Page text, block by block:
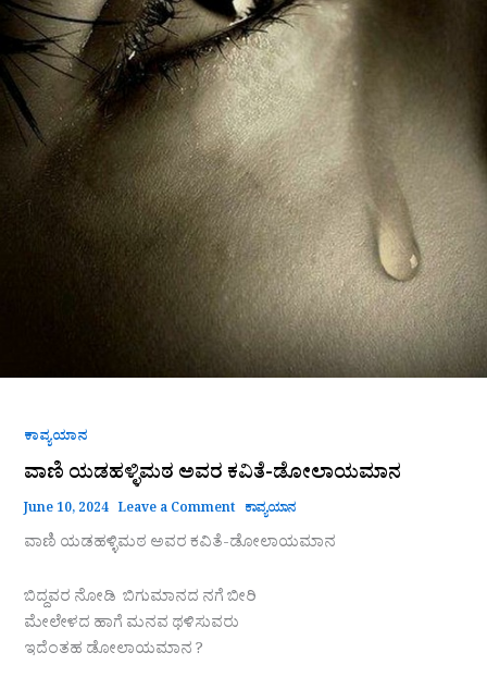
ಕಾವ್ಯಯಾನ
ವಾಣಿ ಯಡಹಳ್ಳಿಮಠ ಅವರ ಕವಿತೆ-ಡೋಲಾಯಮಾನ
June 10, 2024 Leave a Comment ಕಾವ್ಯಯಾನ
ವಾಣಿ ಯಡಹಳ್ಳಿಮಠ ಅವರ ಕವಿತೆ-ಡೋಲಾಯಮಾನ
ಬಿದ್ದವರ ನೋಡಿ ಬಿಗುಮಾನದ ನಗೆ ಬೀರಿ
ಮೇಲೇಳದ ಹಾಗೆ ಮನವ ಥಳಿಸುವರು
ಇದೆಂತಹ ಡೋಲಾಯಮಾನ ?